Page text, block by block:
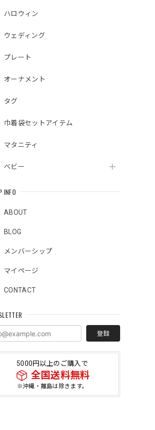
ハロウィン
ウェディング
プレート
オーナメント
タグ
巾着袋セットアイテム
マタニティ
ベビー
INFO
ABOUT
BLOG
メンバーシップ
マイページ
CONTACT
登録
5000円以上のご購入で
全国送料無料
※沖縄・離島は除きます。